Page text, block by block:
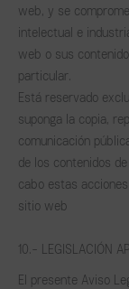
web, y se
intelectual e
web o sus
particular.
Está reservado
suponga la copia,
comunicación
de los contenidos
cabo estas
sitio web
10.- LEGISLACIÓN
El presente Aviso